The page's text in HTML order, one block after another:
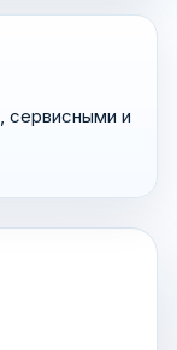
сервисными и